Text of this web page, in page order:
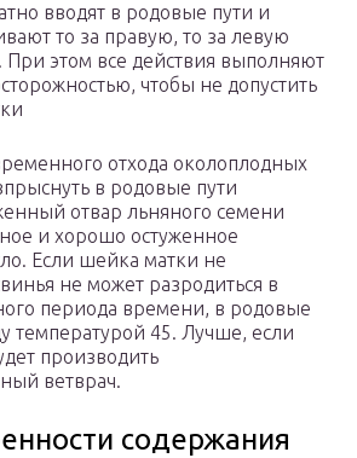
вводят в родовые пути и
то за правую, то за левую
При этом все действия выполняют
чтобы не допустить
отхода околоплодных
в родовые пути
отвар льняного семени
и хорошо остуженное
Если шейка матки не
не может разродиться в
периода времени, в родовые
температурой 45. Лучше, если
производить
ветврач.
содержания